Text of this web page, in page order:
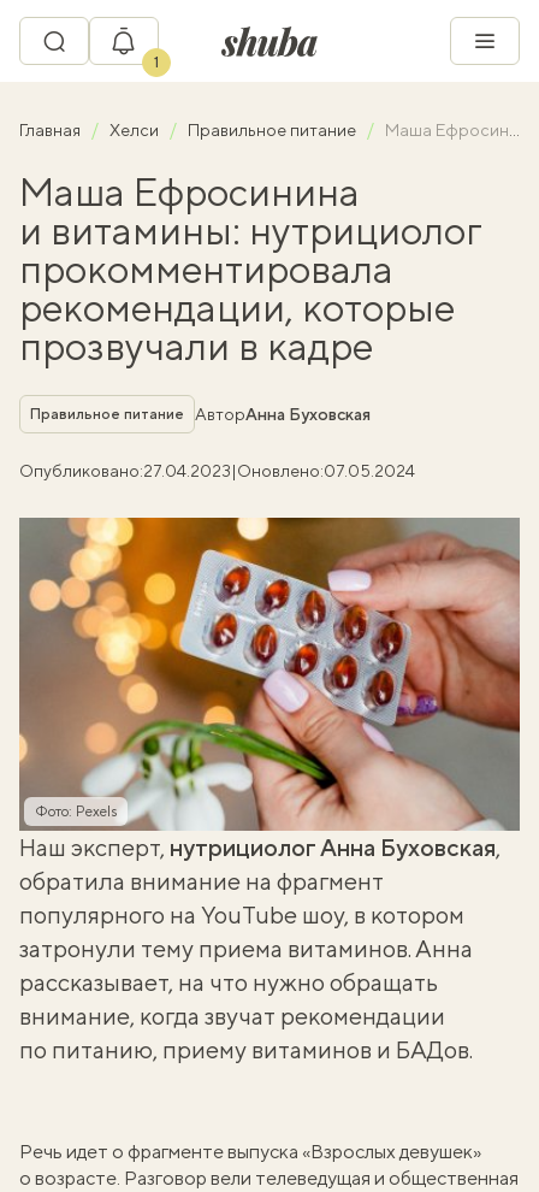
1
Главная Хелси Правильное питание Маша Ефросинина и витамины: нутрициолог прокомментировала рекомендации, которые прозвучали в кадре
Маша Ефросинина
и витамины: нутрициолог
прокомментировала
рекомендации, которые
прозвучали в кадре
Рубрика
Правильное питание АвторАнна Буховская
Опубликовано:27.04.2023|Оновлено:07.05.2024
Фото: Pexels
Наш эксперт, нутрициолог Анна Буховская,
обратила внимание на фрагмент
популярного на YouTube шоу, в котором
затронули тему приема витаминов. Анна
рассказывает, на что нужно обращать
внимание, когда звучат рекомендации
по питанию, приему витаминов и БАДов.
Речь идет о фрагменте выпуска «Взрослых девушек»
о возрасте. Разговор вели телеведущая и общественная